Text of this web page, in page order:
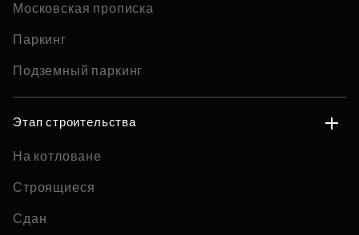
Московская прописка
Паркинг
Подземный паркинг
Этап строительства
На котловане
Строящиеся
Сдан